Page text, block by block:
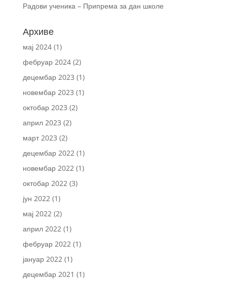
Радови ученика – Припрема за дан школе
Архиве
мај 2024(1)
фебруар 2024(2)
децембар 2023 (1)
новембар 2023 (1)
октобар 2023 (2)
април 2023 (2)
март 2023 (2)
децембар 2022 (1)
новембар 2022 (1)
октобар 2022 (3)
јун 2022 (1)
мај 2022 (2)
април 2022 (1)
фебруар 2022 (1)
јануар 2022 (1)
децембар 2021 (1)